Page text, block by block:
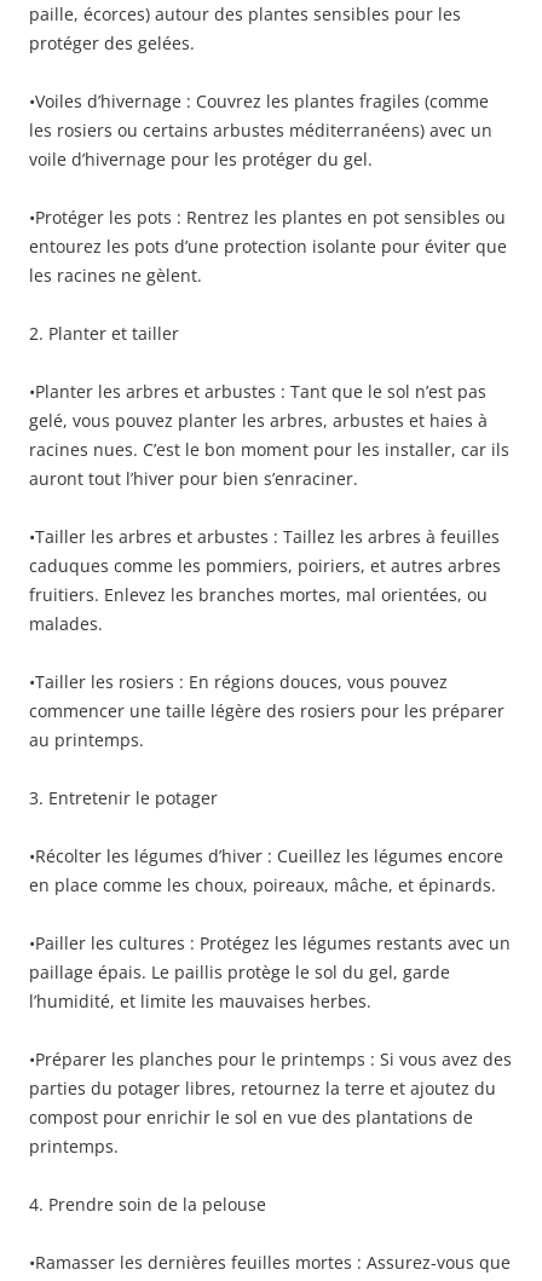
paille, écorces) autour des plantes sensibles pour les
protéger des gelées.
•Voiles d’hivernage : Couvrez les plantes fragiles (comme
les rosiers ou certains arbustes méditerranéens) avec un
voile d’hivernage pour les protéger du gel.
•Protéger les pots : Rentrez les plantes en pot sensibles ou
entourez les pots d’une protection isolante pour éviter que
les racines ne gèlent.
2. Planter et tailler
•Planter les arbres et arbustes : Tant que le sol n’est pas
gelé, vous pouvez planter les arbres, arbustes et haies à
racines nues. C’est le bon moment pour les installer, car ils
auront tout l’hiver pour bien s’enraciner.
•Tailler les arbres et arbustes : Taillez les arbres à feuilles
caduques comme les pommiers, poiriers, et autres arbres
fruitiers. Enlevez les branches mortes, mal orientées, ou
malades.
•Tailler les rosiers : En régions douces, vous pouvez
commencer une taille légère des rosiers pour les préparer
au printemps.
3. Entretenir le potager
•Récolter les légumes d’hiver : Cueillez les légumes encore
en place comme les choux, poireaux, mâche, et épinards.
•Pailler les cultures : Protégez les légumes restants avec un
paillage épais. Le paillis protège le sol du gel, garde
l’humidité, et limite les mauvaises herbes.
•Préparer les planches pour le printemps : Si vous avez des
parties du potager libres, retournez la terre et ajoutez du
compost pour enrichir le sol en vue des plantations de
printemps.
4. Prendre soin de la pelouse
•Ramasser les dernières feuilles mortes : Assurez-vous que